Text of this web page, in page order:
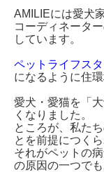
AMILIEには愛犬
コーディネータ
しています。
ペットライフス
になるように住
愛犬・愛猫を「
くなりました。
ところが、私た
とを前提につくら
それがペットの
の原因の一つでも